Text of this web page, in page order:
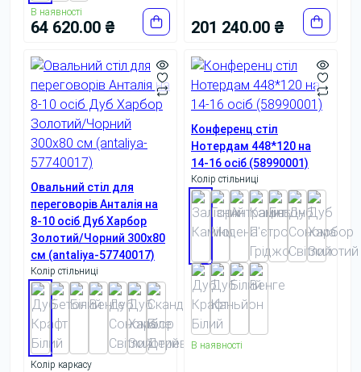
В наявності
64 620.00 ₴ 201 240.00 ₴
Овальний стіл для
переговорів Анталія на
8-10 осіб Дуб Харбор
Золотий/Чорний 300x80
см (antaliya-57740017)
Колір стільниці
Колір каркасу
Конференц стіл
Нотердам 448*120 на
14-16 осіб (58990001)
Колір стільниці
В наявності